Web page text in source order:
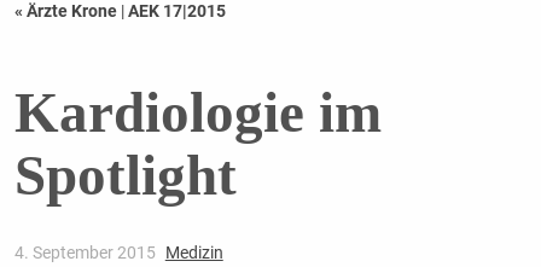
« Ärzte Krone |AEK 17|2015
Kardiologie im
Spotlight
4. September 2015 Medizin